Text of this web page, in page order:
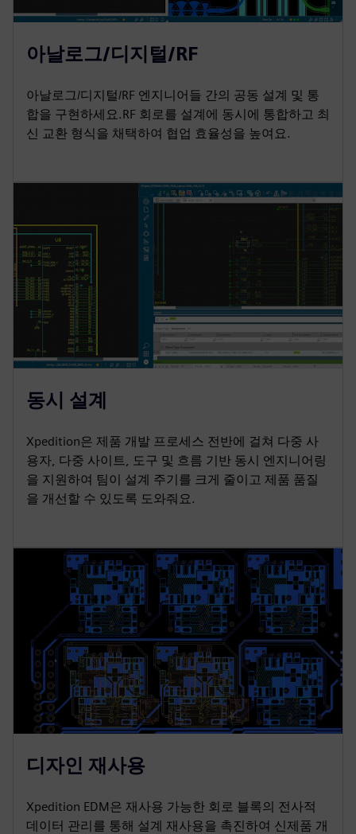
아날로그/디지털/RF
아날로그/디지털/RF 엔지니어들 간의 공동 설계 및 통
합을 구현하세요.RF 회로를 설계에 동시에 통합하고 최
신 교환 형식을 채택하여 협업 효율성을 높여요.
동시 설계
Xpedition은 제품 개발 프로세스 전반에 걸쳐 다중 사
용자, 다중 사이트, 도구 및 흐름 기반 동시 엔지니어링
을 지원하여 팀이 설계 주기를 크게 줄이고 제품 품질
을 개선할 수 있도록 도와줘요.
디자인 재사용
Xpedition EDM은 재사용 가능한 회로 블록의 전사적
데이터 관리를 통해 설계 재사용을 촉진하여 신제품 개